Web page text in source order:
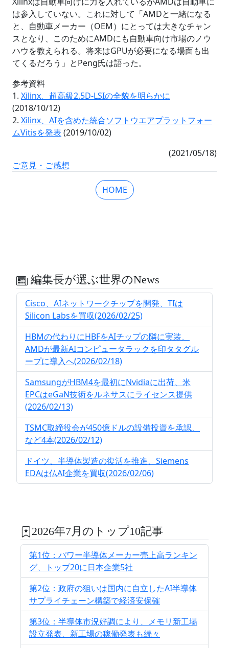
は参入していない。これに対して「AMDと一緒になる
と、自動車メーカー（OEM）にとっては大きなチャン
スとなり、このためにAMDにも自動車向け市場のノウ
ハウを教えられる。将来はGPUが必要になる場面も出
てくるだろう」とPeng氏は語った。
参考資料
1. Xilinx、超高級2.5D-LSIの全貌を明らかに
(2018/10/12)
2. Xilinx、AIを含めた統合ソフトウエアプラットフォー
ムVitisを発表 (2019/10/02)
(2021/05/18)
ご意見・ご感想
HOME
編集長が選ぶ世界のNews
Cisco、AIネットワークチップを開発、TIは
Silicon Labsを買収(2026/02/25)
HBMの代わりにHBFをAIチップの隣に実装、
AMDが最新AIコンピュータラックを印タタグル
ープに導入へ(2026/02/18)
SamsungがHBM4を最初にNvidiaに出荷、米
EPCはeGaN技術をルネサスにライセンス提供
(2026/02/13)
TSMC取締役会が450億ドルの設備投資を承認、
など4本(2026/02/12)
ドイツ、半導体製造の復活を推進、Siemens
EDAは仏AI企業を買収(2026/02/06)
2026年7月のトップ10記事
第1位：パワー半導体メーカー売上高ランキン
グ、トップ20に日本企業5社
第2位：政府の狙いは国内に自立したAI半導体
サプライチェーン構築で経済安保確
第3位：半導体市況好調により、メモリ新工場
設立発表、新工場の稼働発表も続々